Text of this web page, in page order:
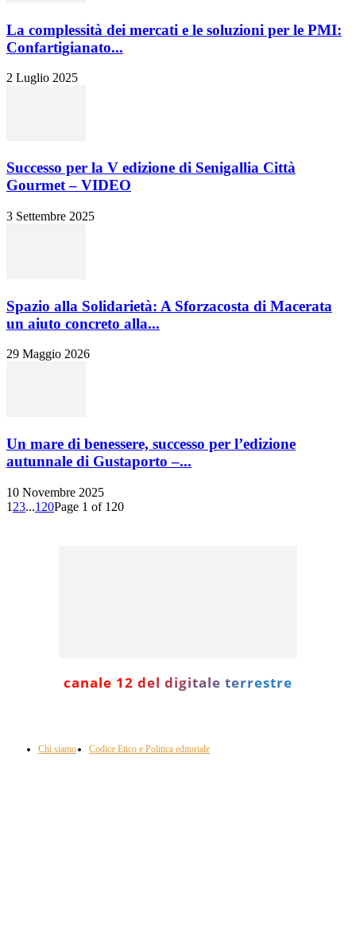
La complessità dei mercati e le soluzioni per le PMI:
Confartigianato...
2 Luglio 2025
Successo per la V edizione di Senigallia Città
Gourmet – VIDEO
3 Settembre 2025
Spazio alla Solidarietà: A Sforzacosta di Macerata
un aiuto concreto alla...
29 Maggio 2026
Un mare di benessere, successo per l’edizione
autunnale di Gustaporto –...
10 Novembre 2025
1 23...120Page 1 of 120
canale 12 del digitale terrestre
Chi siamo Codice Etico e Politica editoriale